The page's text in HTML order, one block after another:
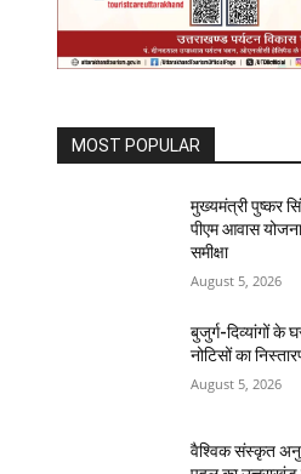
MOST POPULAR
मुख्यमंत्री पुष्कर
पीएम आवास
समीक्षा
August 5, 2026
बुजुर्ग-दिव्यांगों के
नोटिसों का
August 5, 2026
वैश्विक संस्कृत